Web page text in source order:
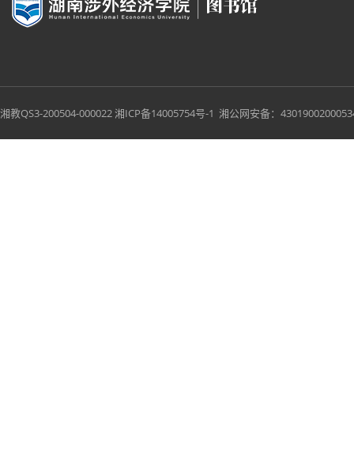
湘教QS3-200504-000022湘ICP备14005754号-1 湘公网安备：